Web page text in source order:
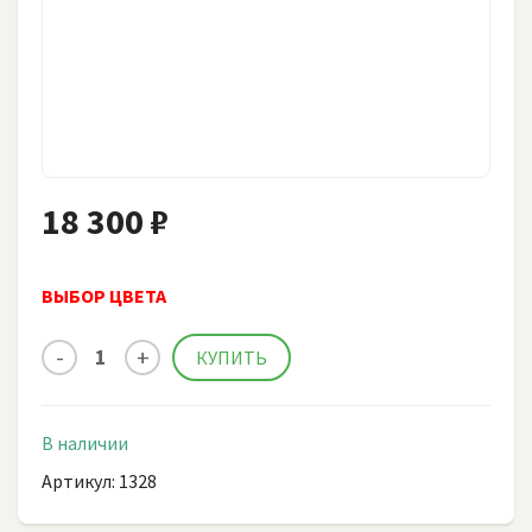
Сцена сборно-разборная на металлическом каркасе
АРТ. 1601
18 300 ₽
ВЫБОР ЦВЕТА
В наличии
Артикул: 1328